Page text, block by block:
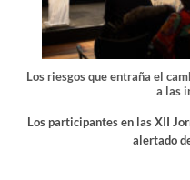
Los riesgos que entraña el
a las
Los participantes en las XII
alertado